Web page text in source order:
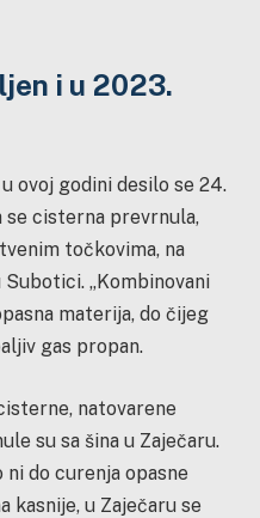
i u 2023.
ovoj godini desilo se 24.
se cisterna prevrnula,
točkovima, na
Subotici. „ Kombinovani
materija, do čijeg
gas propan.
natovarene
su sa šina u Zaječaru.
do curenja opasne
kasnije, u Zaječaru se